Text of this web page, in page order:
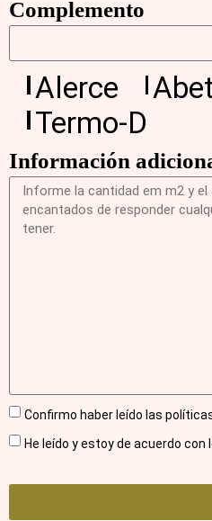
Complemento
Alerce
Termo-D
Información
Confirmo haber leído las
He leído y estoy de acuerdo